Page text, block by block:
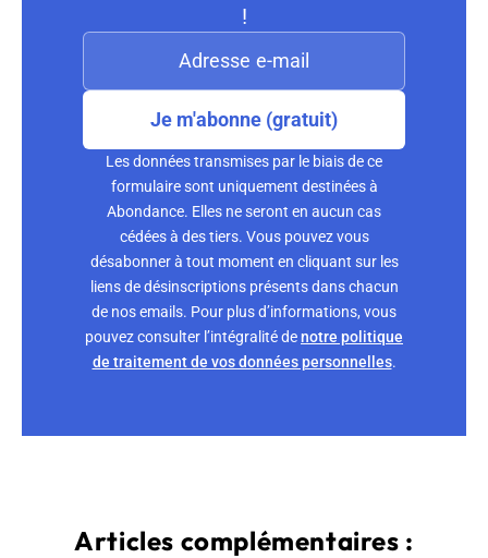
!
Je m'abonne (gratuit)
Les données transmises par le biais de ce
formulaire sont uniquement destinées à
Abondance. Elles ne seront en aucun cas
cédées à des tiers. Vous pouvez vous
désabonner à tout moment en cliquant sur les
liens de désinscriptions présents dans chacun
de nos emails. Pour plus d’informations, vous
pouvez consulter l’intégralité denotre politique
de traitement de vos données personnelles.
Articles complémentaires :